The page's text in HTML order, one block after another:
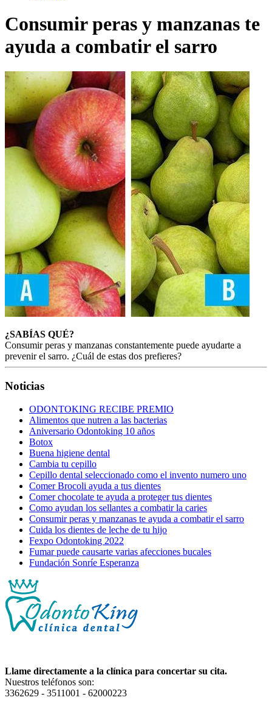
Consumir peras y manzanas te
ayuda a combatir el sarro
¿SABÍAS QUÉ?
Consumir peras y manzanas constantemente puede ayudarte a
prevenir el sarro. ¿Cuál de estas dos prefieres?
Noticias
ODONTOKING RECIBE PREMIO
Alimentos que nutren a las bacterias
Aniversario Odontoking 10 años
Botox
Buena higiene dental
Cambia tu cepillo
Cepillo dental seleccionado como el invento numero uno
Comer Brocoli ayuda a tus dientes
Comer chocolate te ayuda a proteger tus dientes
Como ayudan los sellantes a combatir la caries
Consumir peras y manzanas te ayuda a combatir el sarro
Cuida los dientes de leche de tu hijo
Fexpo Odontoking 2022
Fumar puede causarte varias afecciones bucales
Fundación Sonríe Esperanza
Llame directamente a la clínica para concertar su cita.
Nuestros teléfonos son:
3362629 - 3511001 - 62000223